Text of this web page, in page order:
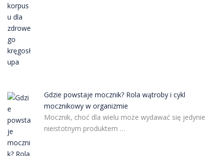
Gdzie powstaje mocznik? Rola wątroby i cykl
mocznikowy w organizmie
Mocznik, choć dla wielu może wydawać się jedynie
nieistotnym produktem …